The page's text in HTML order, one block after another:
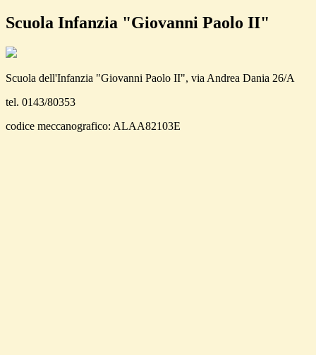
Scuola Infanzia "Giovanni Paolo II"
Scuola dell'Infanzia "Giovanni Paolo II", via Andrea Dania 26/A
tel. 0143/80353
codice meccanografico: ALAA82103E